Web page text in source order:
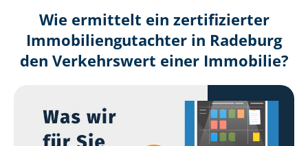
Wie ermittelt ein zertifizierter
Immobilien­gutachter in Radeburg
den Verkehrswert einer Immobilie?